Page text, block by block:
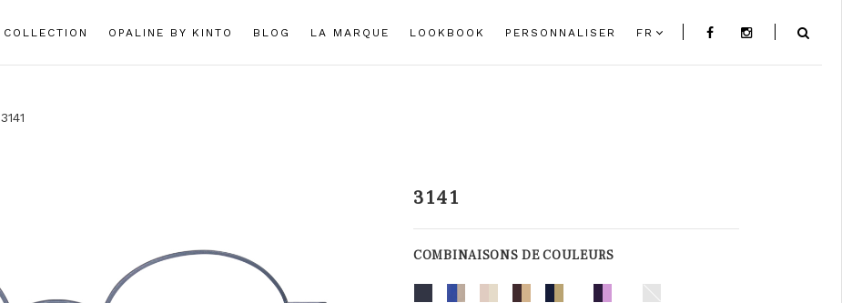
COLLECTION OPALINE BY KINTO BLOG LA MARQUE LOOKBOOK PERSONNALISER FR
3141
3141
COMBINAISONS DE COULEURS